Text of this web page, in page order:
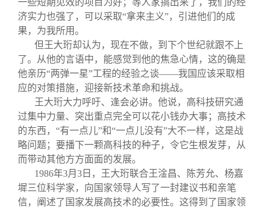
济实力也强了，可以采取“拿来主义”，引进他们的成
果，为我所用。
但王大珩却认为，现在不做，到下个世纪就跟不上
了。从他的言语中，能感觉到他的焦急心情，这的确是
他亲历“两弹一星”工程的经验之谈——我国应该采取相
应的对策措施，迎接新技术革命和挑战。
王大珩大力呼吁、逢会必讲。他说，高科技研究通
过集中力量、突出重点完全可以花小钱办大事；高技术
的东西，“有一点儿”和“一点儿没有”大不一样，这是战
略问题；要播下一颗高科技的种子，令它生根发芽，从
而带动其他方方面面的发展。
1986年3月3日，王大珩联合王淦昌、陈芳允、杨嘉
墀三位科学家，向国家领导人写了一封建议书和亲笔
信，阐述了国家发展高技术的必要性。这得到了国家领